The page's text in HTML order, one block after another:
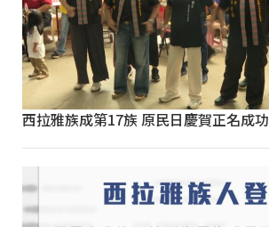
西拉雅族成第17族 原民日慶賀正名成功